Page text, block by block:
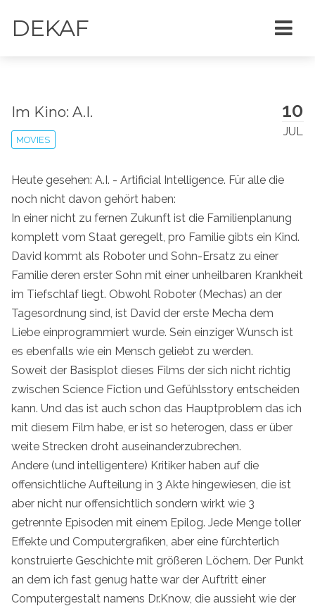
DEKAF
10
JUL
Im Kino: A.I.
MOVIES
Heute gesehen: A.I. - Artificial Intelligence. Für alle die
noch nicht davon gehört haben:
In einer nicht zu fernen Zukunft ist die Familienplanung
komplett vom Staat geregelt, pro Familie gibts ein Kind.
David kommt als Roboter und Sohn-Ersatz zu einer
Familie deren erster Sohn mit einer unheilbaren Krankheit
im Tiefschlaf liegt. Obwohl Roboter (Mechas) an der
Tagesordnung sind, ist David der erste Mecha dem
Liebe einprogrammiert wurde. Sein einziger Wunsch ist
es ebenfalls wie ein Mensch geliebt zu werden.
Soweit der Basisplot dieses Films der sich nicht richtig
zwischen Science Fiction und Gefühlsstory entscheiden
kann. Und das ist auch schon das Hauptproblem das ich
mit diesem Film habe, er ist so heterogen, dass er über
weite Strecken droht auseinanderzubrechen.
Andere (und intelligentere) Kritiker haben auf die
offensichtliche Aufteilung in 3 Akte hingewiesen, die ist
aber nicht nur offensichtlich sondern wirkt wie 3
getrennte Episoden mit einem Epilog. Jede Menge toller
Effekte und Computergrafiken, aber eine fürchterlich
konstruierte Geschichte mit größeren Löchern. Der Punkt
an dem ich fast genug hatte war der Auftritt einer
Computergestalt namens Dr.Know, die aussieht wie der